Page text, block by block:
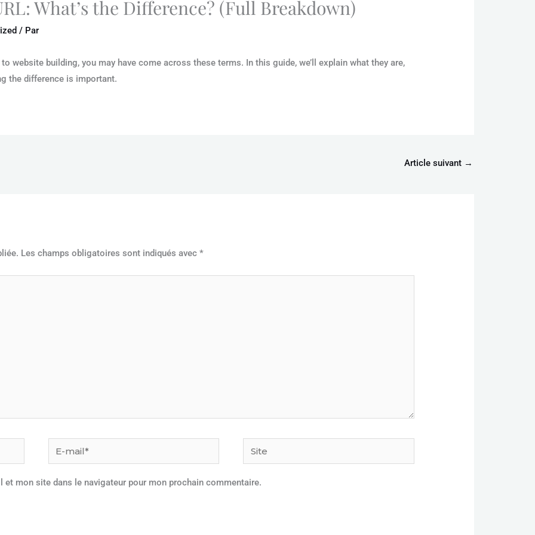
What’s the Difference? (Full Breakdown)
/ Par
website building, you may have come across these terms. In this guide, we’ll explain what they are,
the difference is important.
Article suivant →
Les champs obligatoires sont indiqués avec*
mail*
Site
et mon site dans le navigateur pour mon prochain commentaire.